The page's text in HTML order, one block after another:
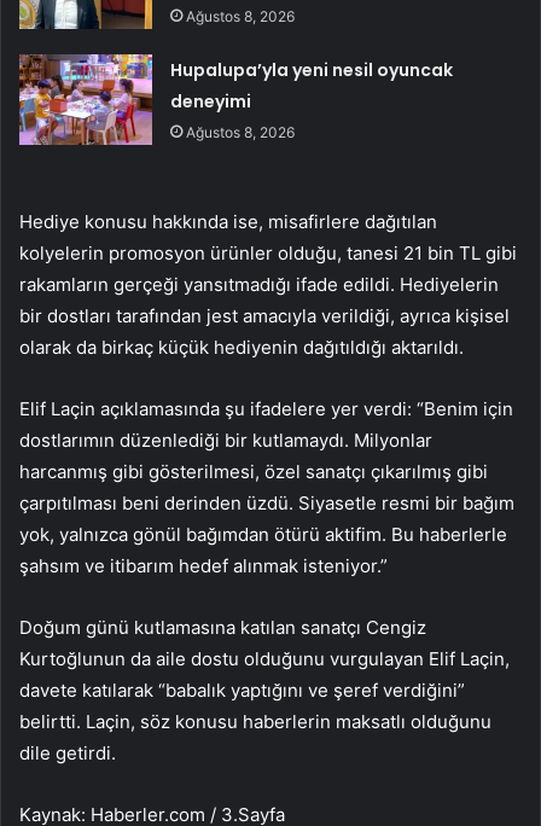
Ağustos 8, 2026
Hupalupa’yla yeni nesil oyuncak
deneyimi
Ağustos 8, 2026
Hediye konusu hakkında ise, misafirlere dağıtılan
kolyelerin promosyon ürünler olduğu, tanesi 21 bin TL gibi
rakamların gerçeği yansıtmadığı ifade edildi. Hediyelerin
bir dostları tarafından jest amacıyla verildiği, ayrıca kişisel
olarak da birkaç küçük hediyenin dağıtıldığı aktarıldı.
Elif Laçin açıklamasında şu ifadelere yer verdi: “Benim için
dostlarımın düzenlediği bir kutlamaydı. Milyonlar
harcanmış gibi gösterilmesi, özel sanatçı çıkarılmış gibi
çarpıtılması beni derinden üzdü. Siyasetle resmi bir bağım
yok, yalnızca gönül bağımdan ötürü aktifim. Bu haberlerle
şahsım ve itibarım hedef alınmak isteniyor.”
Doğum günü kutlamasına katılan sanatçı Cengiz
Kurtoğlunun da aile dostu olduğunu vurgulayan Elif Laçin,
davete katılarak “babalık yaptığını ve şeref verdiğini”
belirtti. Laçin, söz konusu haberlerin maksatlı olduğunu
dile getirdi.
Kaynak: Haberler.com / 3.Sayfa